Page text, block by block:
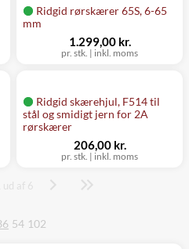
Ridgid rørskærer 65S, 6-65
mm
pr. stk. | inkl. moms
1.299,00 kr.
Ridgid skærehjul, F514 til
stål og smidigt jern for 2A
rørskærer
pr. stk. | inkl. moms
206,00 kr.
Side
ud af 6
54 102